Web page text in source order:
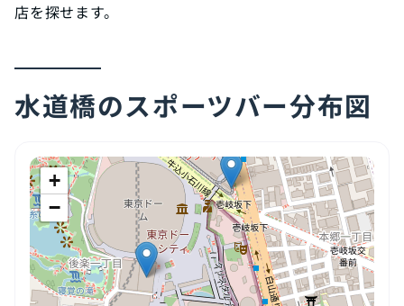
店を探せます。
水道橋のスポーツバー分布図
+
−